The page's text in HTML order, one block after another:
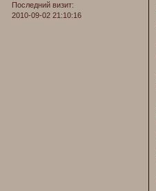
Последний визит:
2010-09-02 21:10:16